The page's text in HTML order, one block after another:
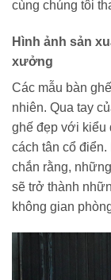
cùng chúng tôi
Hình ảnh sản
xưởng
Các mẫu bàn
nhiên. Qua tay
ghế đẹp với kiểu
cách tân cổ
chắn rằng,
sẽ trở thành
không gian